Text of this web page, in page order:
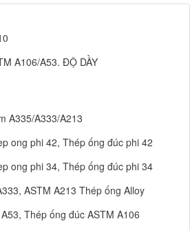
A106/A53. ĐỘ DẦY
A335/A333/A213
ong phi 42, Thép ống đúc phi 42
ong phi 34, Thép ống đúc phi 34
ASTM A213 Thép ống Alloy
Thép ống đúc ASTM A106